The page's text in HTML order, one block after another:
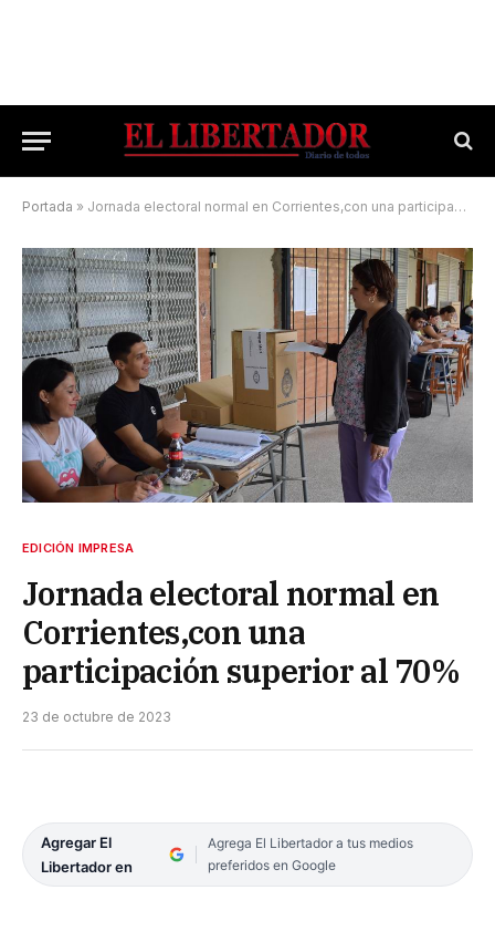
Portada » Jornada electoral normal en Corrientes,con una participación superior al 70%
EDICIÓN IMPRESA
Jornada electoral normal en
Corrientes,con una
participación superior al 70%
23 de octubre de 2023
Agregar El
Libertador en
Agrega El Libertador a tus medios
preferidos en Google